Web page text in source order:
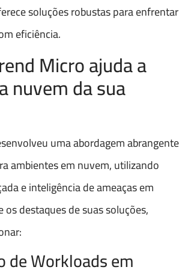
soluções robustas para enfrentar
eficiência.
Micro ajuda a
nuvem da sua
uma abordagem abrangente
ambientes em nuvem, utilizando
e inteligência de ameaças em
destaques de suas soluções,
de Workloads em